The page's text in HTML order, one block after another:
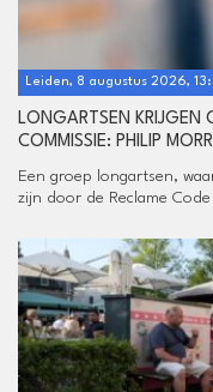
Leiden, 8 augustus 2026,
LONGARTSEN KRIJGEN
COMMISSIE: PHILIP
Een groep longartsen,
zijn door de Reclame